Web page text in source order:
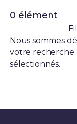
0 élément
Nous sommes
votre
sélectionnés.